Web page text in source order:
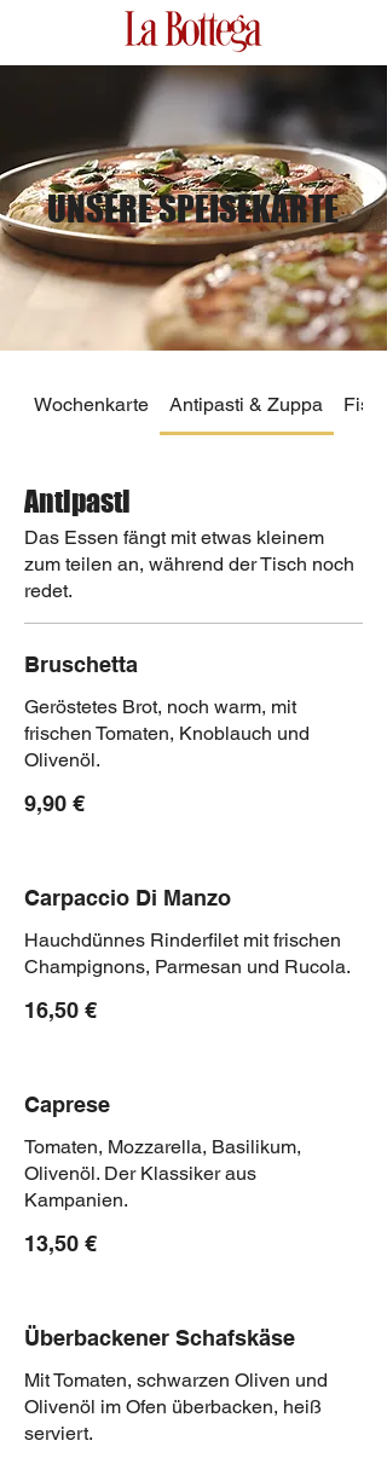
UNSERE SPEISEKARTE
Wochenkarte Antipasti & Zuppa
Antipasti
Das Essen fängt mit etwas kleinem
zum teilen an, während der Tisch noch
redet.
Bruschetta
Geröstetes Brot, noch warm, mit
frischen Tomaten, Knoblauch und
Olivenöl.
9,90 €
Carpaccio Di Manzo
Hauchdünnes Rinderfilet mit frischen
Champignons, Parmesan und Rucola.
16,50 €
Caprese
Tomaten, Mozzarella, Basilikum,
Olivenöl. Der Klassiker aus
Kampanien.
13,50 €
Überbackener Schafskäse
Mit Tomaten, schwarzen Oliven und
Olivenöl im Ofen überbacken, heiß
serviert.